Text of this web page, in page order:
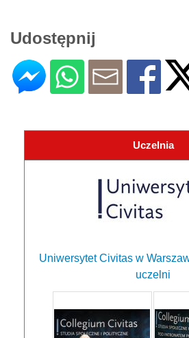
Udostępnij
Uczelnia
Uniwersytet Civitas w
uczelni